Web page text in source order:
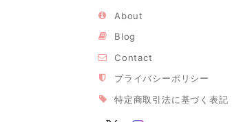
About
Blog
Contact
プライバシーポリシー
特定商取引法に基づく表記